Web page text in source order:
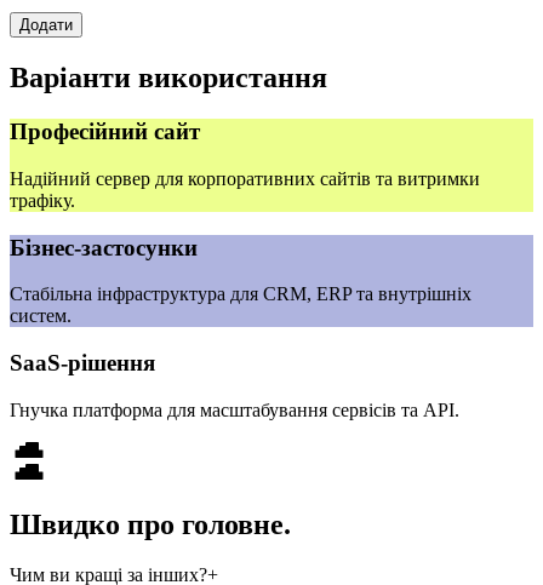
Додати
Варіанти використання
Професійний сайт
Надійний сервер для корпоративних сайтів та витримки
трафіку.
Бізнес‑застосунки
Стабільна інфраструктура для CRM, ERP та внутрішніх
систем.
SaaS‑рішення
Гнучка платформа для масштабування сервісів та API.
Швидко про головне.
Чим ви кращі за інших?+